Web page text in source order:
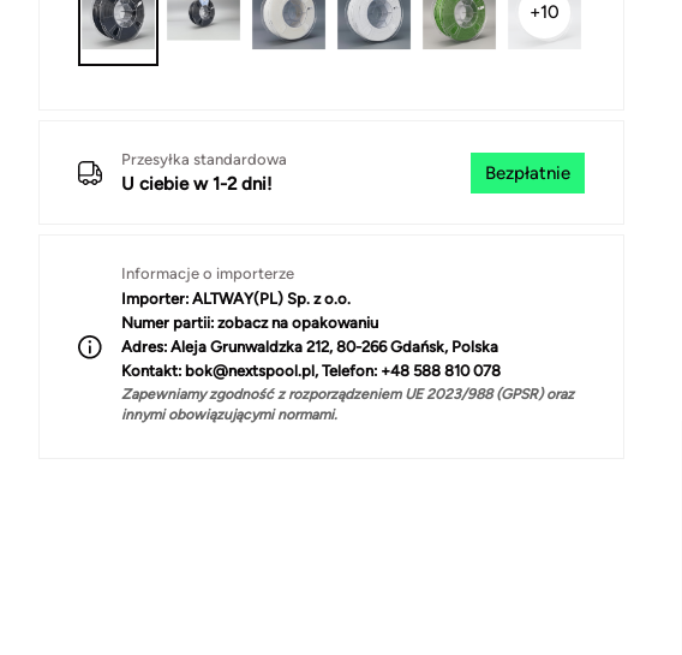
+10
Przesyłka standardowa
U ciebie w 1-2 dni!
Bezpłatnie
Informacje o importerze
Importer: ALTWAY(PL) Sp. z o.o.
Numer partii: zobacz na opakowaniu
Adres: Aleja Grunwaldzka 212, 80-266 Gdańsk, Polska
Kontakt: bok@nextspool.pl, Telefon: +48 588 810 078
Zapewniamy zgodność z rozporządzeniem UE 2023/988 (GPSR) oraz
innymi obowiązującymi normami.